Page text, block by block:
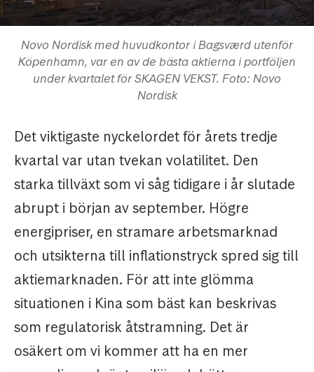
Novo Nordisk med huvudkontor i Bagsværd utenför
Köpenhamn, var en av de bästa aktierna i portföljen
under kvartalet för SKAGEN VEKST. Foto: Novo
Nordisk
Det viktigaste nyckelordet för årets tredje
kvartal var utan tvekan volatilitet. Den
starka tillväxt som vi såg tidigare i år slutade
abrupt i början av september. Högre
energipriser, en stramare arbetsmarknad
och utsikterna till inflationstryck spred sig till
aktiemarknaden. För att inte glömma
situationen i Kina som bäst kan beskrivas
som regulatorisk åtstramning. Det är
osäkert om vi kommer att ha en mer